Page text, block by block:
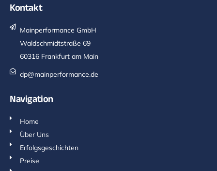
Kontakt
Mainperformance GmbH
Waldschmidtstraße 69
60316 Frankfurt am Main
dp@mainperformance.de
Navigation
Home
Über Uns
Erfolgsgeschichten
Preise